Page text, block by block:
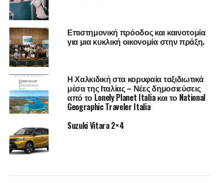
πόσο σας βοήθησαν στην εξέλιξη της
επαγγελματικής σας καριέρας;
Με την αποφοίτησή μου από τη Φιλοσοφική Σχολή
Αθηνών, παρακολούθησα ένα διετές Μεταπτυχιακό
Πρόγραμμα Σπουδών με θέμα την Διδακτική και την
Αξιολόγηση και, αργότερα, εκπόνησα στο Πανεπιστήμιο
διδακτικής μεθοδολογίας των ξένων γλωσσών.
Επιστημονική πρόοδος και καινοτομία
για μια κυκλική οικονομία στην πράξη.
Η Χαλκιδική στα κορυφαία ταξιδιωτικά
μέσα της Ιταλίας – Νέες δημοσιεύσεις
από το Lonely Planet Italia και το National
Geographic Traveler Italia
Suzuki Vitara 2×4